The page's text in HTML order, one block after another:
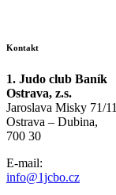
Kontakt
1. Judo club Baník
Ostrava, z.s.
Jaroslava Misky 71/11
Ostrava – Dubina,
700 30
E-mail:
info@1jcbo.cz